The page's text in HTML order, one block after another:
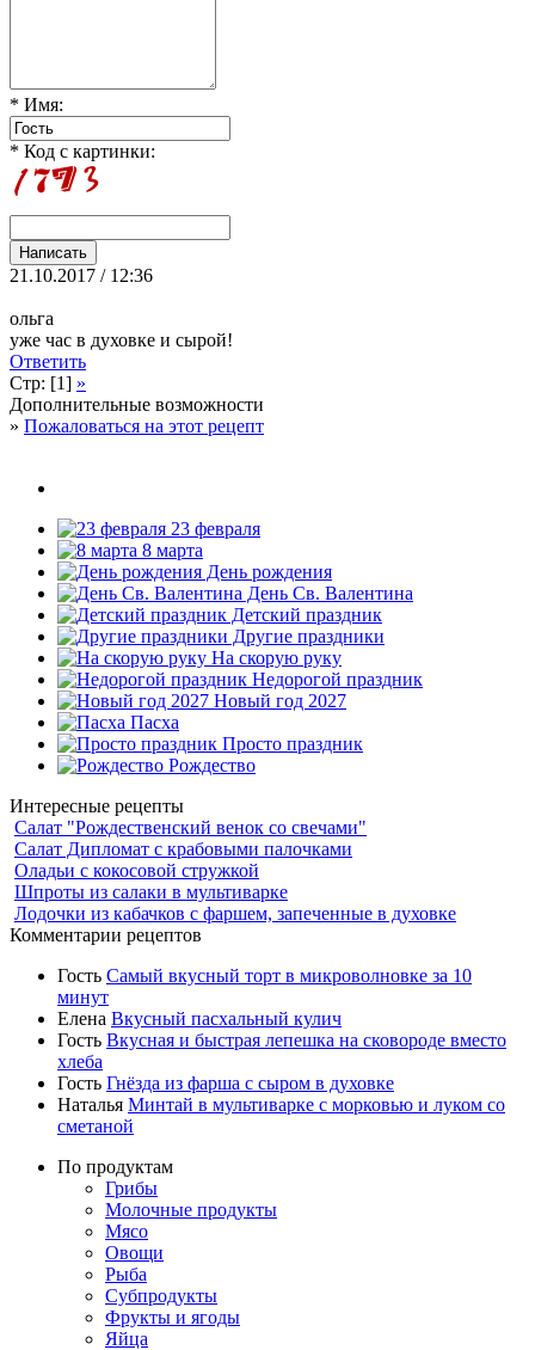
* Имя:
* Код с картинки:
21.10.2017 / 12:36
ольга
уже час в духовке и сырой!
Ответить
Стр: [1] »
Дополнительные возможности
» Пожаловаться на этот рецепт
23 февраля
8 марта
День рождения
День Св. Валентина
Детский праздник
Другие праздники
На скорую руку
Недорогой праздник
Новый год 2027
Пасха
Просто праздник
Рождество
Интересные рецепты
Салат "Рождественский венок со свечами"
Салат Дипломат с крабовыми палочками
Оладьи с кокосовой стружкой
Шпроты из салаки в мультиварке
Лодочки из кабачков с фаршем, запеченные в духовке
Комментарии рецептов
Гость Самый вкусный торт в микроволновке за 10
минут
Елена Вкусный пасхальный кулич
Гость Вкусная и быстрая лепешка на сковороде вместо
хлеба
Гость Гнёзда из фарша с сыром в духовке
Наталья Минтай в мультиварке с морковью и луком со
сметаной
По продуктам
Грибы
Молочные продукты
Мясо
Овощи
Рыба
Субпродукты
Фрукты и ягоды
Яйца